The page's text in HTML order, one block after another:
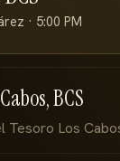
· 5:00 PM
BCS
Tesoro Los